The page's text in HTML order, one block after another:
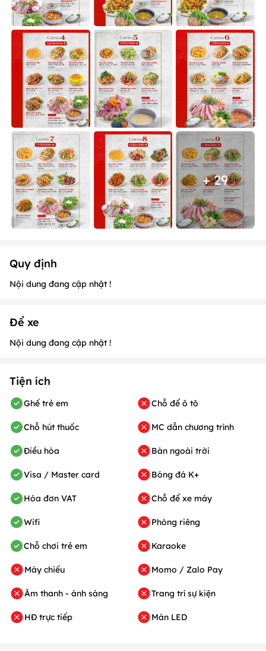
+ 29
Quy định
Nội dung đang cập nhật !
Để xe
Nội dung đang cập nhật !
Tiện ích
Ghế trẻ em
Chỗ hút thuốc
Điều hòa
Visa / Master card
Hóa đơn VAT
Wifi
Chỗ chơi trẻ em
Máy chiếu
Âm thanh - ánh sáng
HĐ trực tiếp
Chỗ để ô tô
MC dẫn chương trình
Bàn ngoài trời
Bóng đá K+
Chỗ để xe máy
Phòng riêng
Karaoke
Momo / Zalo Pay
Trang trí sự kiện
Màn LED